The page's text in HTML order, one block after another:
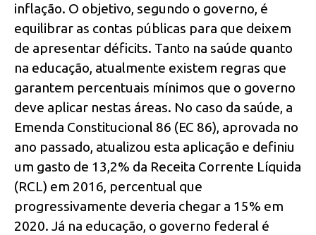
inflação. O objetivo, segundo o governo, é
equilibrar as contas públicas para que deixem
de apresentar déficits. Tanto na saúde quanto
na educação, atualmente existem regras que
garantem percentuais mínimos que o governo
deve aplicar nestas áreas. No caso da saúde, a
Emenda Constitucional 86 (EC 86), aprovada no
ano passado, atualizou esta aplicação e definiu
um gasto de 13,2% da Receita Corrente Líquida
(RCL) em 2016, percentual que
progressivamente deveria chegar a 15% em
2020. Já na educação, o governo federal é